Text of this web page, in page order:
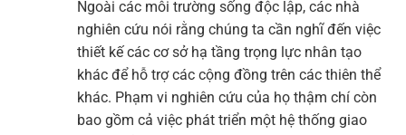
Ngoài các môi trường sống độc lập, các nhà
nghiên cứu nói rằng chúng ta cần nghĩ đến việc
thiết kế các cơ sở hạ tầng trọng lực nhân tạo
khác để hỗ trợ các cộng đồng trên các thiên thể
khác. Phạm vi nghiên cứu của họ thậm chí còn
bao gồm cả việc phát triển một hệ thống giao